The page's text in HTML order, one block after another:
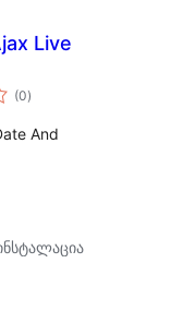
Live
(0საერთო
რეიტინგი
)
And